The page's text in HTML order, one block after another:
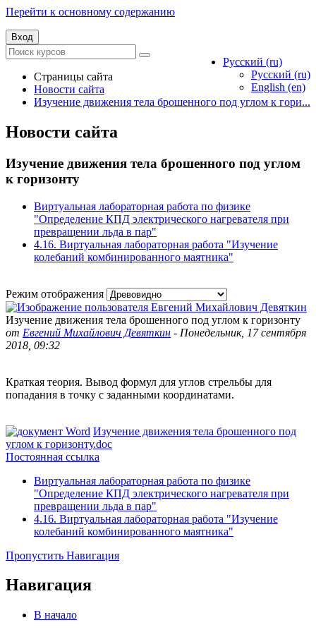
Перейти к основному содержанию
Вход
Русский ‎(ru)‎
Русский ‎(ru)‎
English ‎(en)‎
Страницы сайта
Новости сайта
Изучение движения тела брошенного под углом к гори...
Новости сайта
Изучение движения тела брошенного под углом
к горизонту
Виртуальная лабораторная работа по физике
"Определение КПД электрического нагревателя при
превращении льда в пар"
4.16. Виртуальная лабораторная работа "Изучение
колебаний комбинированного маятника"
Режим отображения
Изучение движения тела брошенного под углом к горизонту
от Евгений Михайлович Девяткин - Понедельник, 17 сентября
2018, 09:32
Краткая теория. Вывод формул для углов стрельбы для
попадания в точку с заданными координатами.
Изучение движения тела брошенного под
углом к горизонту.doc
Постоянная ссылка
Виртуальная лабораторная работа по физике
"Определение КПД электрического нагревателя при
превращении льда в пар"
4.16. Виртуальная лабораторная работа "Изучение
колебаний комбинированного маятника"
Пропустить Навигация
Навигация
В начало